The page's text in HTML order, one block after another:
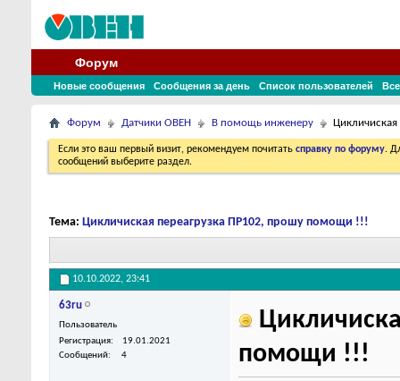
Форум
Новые сообщения Сообщения за день Список пользователей
Форум Датчики ОВЕН В помощь инженеру
Если это ваш первый визит, рекомендуем почитать справку по форуму.
сообщений выберите раздел.
Тема: Цикличиская переагрузка ПР102, прошу помощи !!!
10.10.2022, 23:41
63ru
Пользователь
Регистрация
19.01.2021
Сообщений
4
помощи !!!